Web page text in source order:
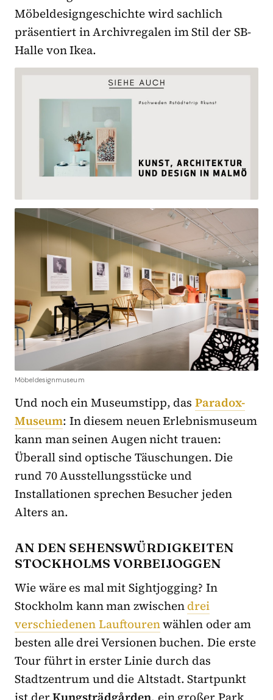
Möbeldesigngeschichte wird sachlich
präsentiert in Archivregalen im Stil der SB-
Halle von Ikea.
Möbeldesignmuseum
Und noch ein Museumstipp, dasParadox-
Museum: In diesem neuen Erlebnismuseum
kann man seinen Augen nicht trauen:
Überall sind optische Täuschungen. Die
rund 70 Ausstellungsstücke und
Installationen sprechen Besucher jeden
Alters an.
AN DEN SEHENSWÜRDIGKEITEN
STOCKHOLMS VORBEIJOGGEN
Wie wäre es mal mit Sightjogging? In
Stockholm kann man zwischendrei
verschiedenen Lauftourenwählen oder am
besten alle drei Versionen buchen. Die erste
Tour führt in erster Linie durch das
Stadtzentrum und die Altstadt. Startpunkt
ist derKungsträdgården, ein großer Park